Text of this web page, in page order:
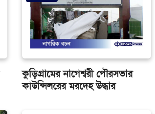
কুড়িগ্রামের নাগেশ্বরী পৌরসভার
কাউন্সিলরের মরদেহ উদ্ধার